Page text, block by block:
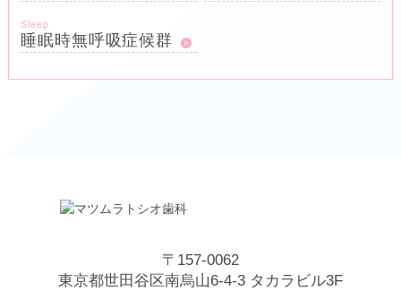
Sleep
睡眠時無呼吸症候群
〒157-0062
東京都世田谷区南烏山6-4-3 タカラビル3F